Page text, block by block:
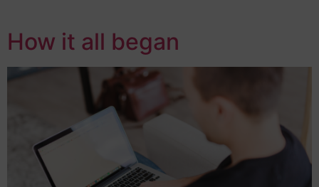
How it all began